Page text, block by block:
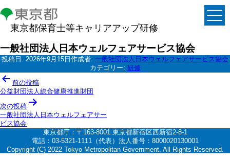
東京都保育士等キャリアアップ研修
一般社団法人日本ウェルフェアサービス協会
投稿日: 2026年9月15日 作成者: 一般社団法人日本ウェルフェアサービス協会
カテゴリー: 研修
投
稿
ナ
ビ
ゲ
ー
前の投稿
公益財団法人総合健康推進財団
次の投稿
一般社団法人日本ウェルフェアサー
ビス協会
東京都庁：〒163-8001 東京都新宿区西新宿2-8-1
電話：03-5321-1111（代表）法人番号：8000020130001
Copyright (C) 2022 Tokyo Metropolitan Government. All Rights Reserved.